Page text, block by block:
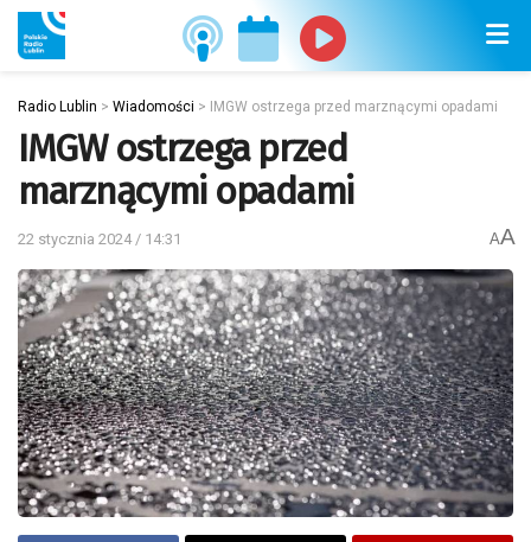
Radio Lublin > Wiadomości > IMGW ostrzega przed marznącymi opadami
IMGW ostrzega przed
marznącymi opadami
22 stycznia 2024 / 14:31 AA